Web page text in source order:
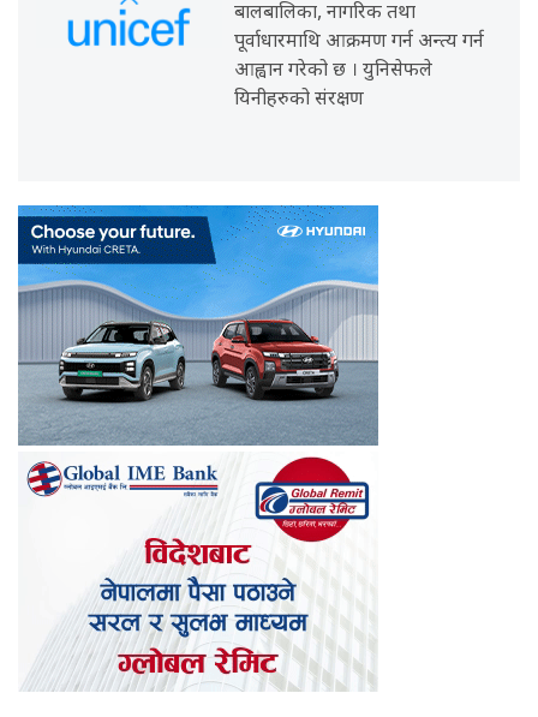
बालबालिका, नागरिक तथा
पूर्वाधारमाथि आक्रमण गर्न अन्त्य गर्न
आह्वान गरेको छ । युनिसेफले
यिनीहरुको संरक्षण